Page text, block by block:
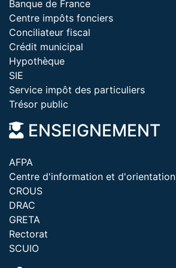
Banque de France
Centre impôts fonciers
Conciliateur fiscal
Crédit municipal
Hypothèque
SIE
Service impôt des particuliers
Trésor public
ENSEIGNEMENT
AFPA
Centre d'information et d'orientation
CROUS
DRAC
GRETA
Rectorat
SCUIO